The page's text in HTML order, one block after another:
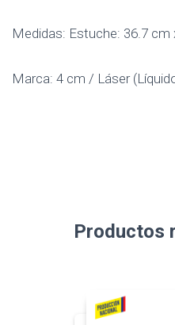
Medidas: Estuche: 36.7 cm
Marca: 4 cm / Láser
Productos